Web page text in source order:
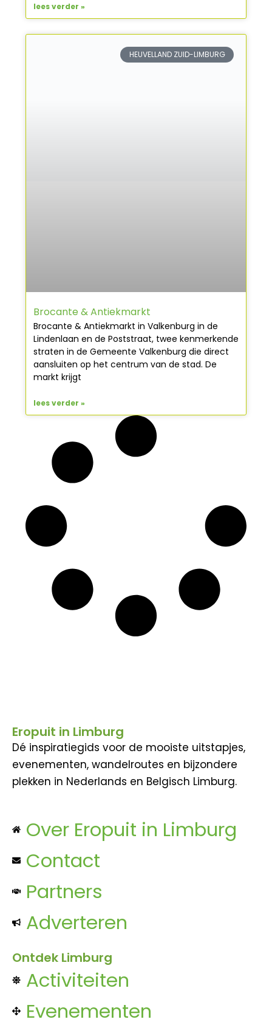
lees verder »
HEUVELLAND ZUID-LIMBURG
Brocante & Antiekmarkt
Brocante & Antiekmarkt in Valkenburg in de
Lindenlaan en de Poststraat, twee kenmerkende
straten in de Gemeente Valkenburg die direct
aansluiten op het centrum van de stad. De
markt krijgt
lees verder »
Eropuit in Limburg
Dé inspiratiegids voor de mooiste uitstapjes,
evenementen, wandelroutes en bijzondere
plekken in Nederlands en Belgisch Limburg.
Over Eropuit in Limburg
Contact
Partners
Adverteren
Ontdek Limburg
Activiteiten
Evenementen